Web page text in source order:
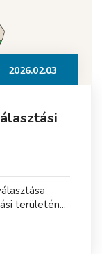
2026.02.03
területén...